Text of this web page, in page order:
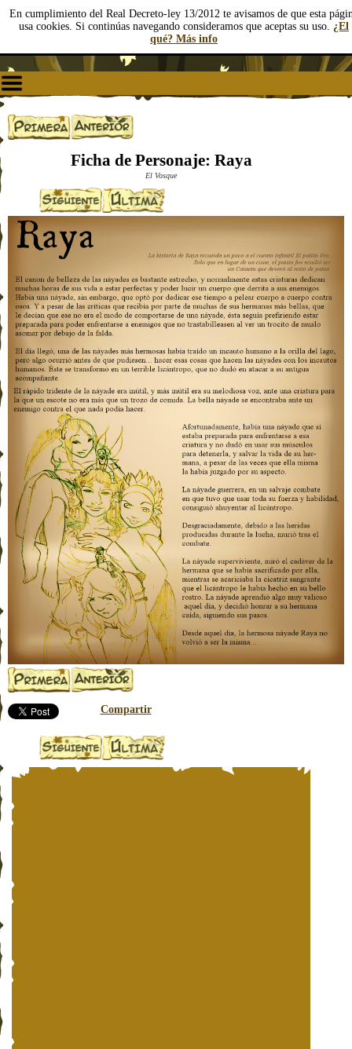
En cumplimiento del Real Decreto-ley 13/2012 te avisamos de que esta
usa cookies. Si continúas navegando consideramos que aceptas su uso. ¿El
qué? Más info
Ficha de Personaje: Raya
El Vosque
Compartir